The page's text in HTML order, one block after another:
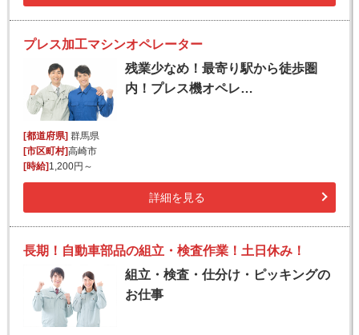
プレス加工マシンオペレーター
残業少なめ！最寄り駅から徒歩圏
内！プレス機オペレ…
[都道府県]群馬県
[市区町村]高崎市
[時給]1,200円～
詳細を見る
長期！自動車部品の組立・検査作業！土日休み！
組立・検査・仕分け・ピッキングの
お仕事